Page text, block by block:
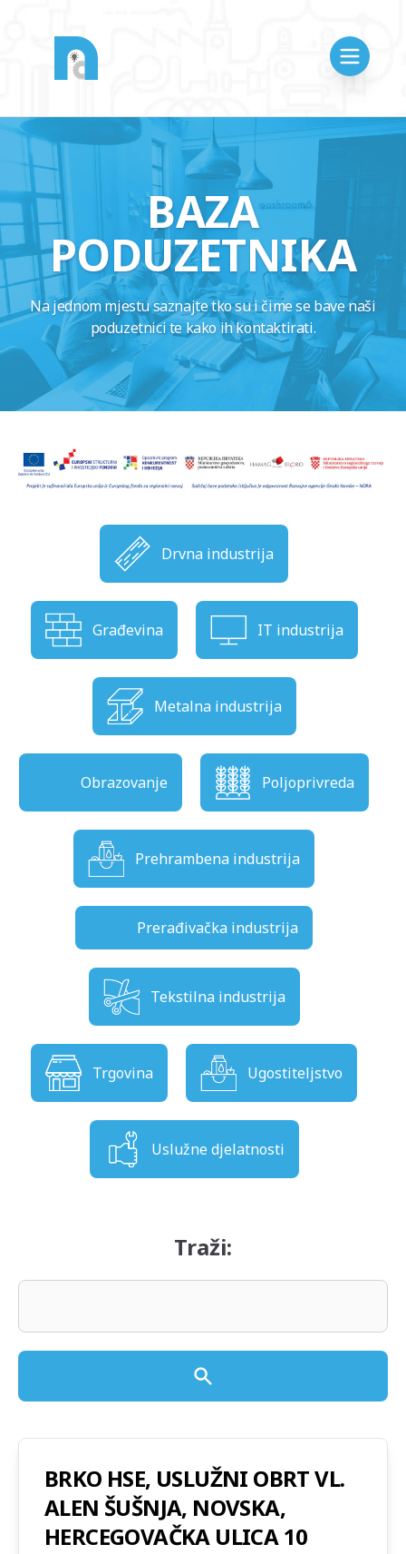
BAZA
PODUZETNIKA
Na jednom mjestu saznajte tko su i čime se bave naši
poduzetnici te kako ih kontaktirati.
Drvna industrija
Građevina IT industrija
Metalna industrija
Obrazovanje Poljoprivreda
Prehrambena industrija
Prerađivačka industrija
Tekstilna industrija
Trgovina Ugostiteljstvo
Uslužne djelatnosti
Traži:
BRKO HSE, USLUŽNI OBRT VL.
ALEN ŠUŠNJA, NOVSKA,
HERCEGOVAČKA ULICA 10